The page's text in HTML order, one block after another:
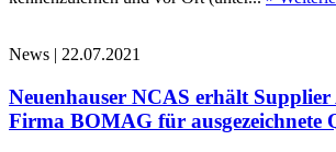
News | 22.07.2021
Neuenhauser NCAS erhält
Firma BOMAG für ausgezeichnete